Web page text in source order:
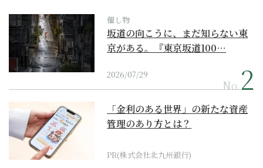
催し物
坂道の向こうに、まだ知らない東
京がある。『東京坂道100…
2026/07/29
No.
「金利のある世界」の新たな資産
管理のあり方とは？
PR(株式会社北九州銀行)